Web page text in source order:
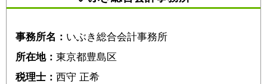
事務所名： いぶき総合会計事務所
所在地： 東京都豊島区
税理士： 西守 正希